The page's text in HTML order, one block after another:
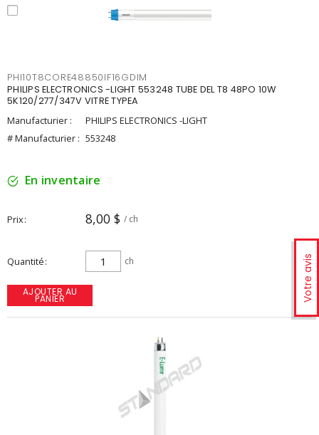
Votre avis
PHI10T8CORE48850IF16GDIM
PHILIPS ELECTRONICS -LIGHT 553248 TUBE DEL T8 48PO 10W
5K120/277/347V VITRE TYPEA
Manufacturier :
PHILIPS ELECTRONICS -LIGHT
# Manufacturier : 553248
En inventaire
Prix 8,00 $ / ch
Quantité ch
AJOUTER AU
PANIER